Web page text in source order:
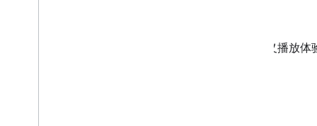
使用嵌入式播放器直接在应用中播放视频，并自定义播放体